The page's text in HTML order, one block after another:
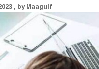
, by Maagulf